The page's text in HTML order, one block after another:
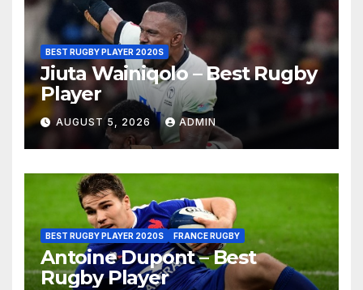
BEST RUGBY PLAYER 2020S
Jiuta Wainiqolo – Best Rugby
Player
AUGUST 5, 2026 ADMIN
BEST RUGBY PLAYER 2020S FRANCE RUGBY
Antoine Dupont – Best
Rugby Player